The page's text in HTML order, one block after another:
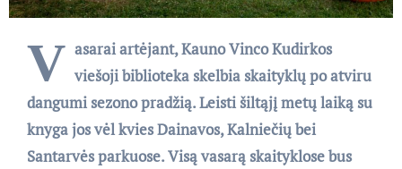
V asarai artėjant, Kauno Vinco Kudirkos
viešoji biblioteka skelbia skaityklų po atviru
dangumi sezono pradžią. Leisti šiltąjį metų laiką su
knyga jos vėl kvies Dainavos, Kalniečių bei
Santarvės parkuose. Visą vasarą skaityklose bus